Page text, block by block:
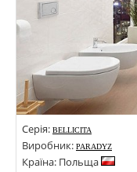
Серія: BELLICITA
Виробник: PARADYZ
Країна: Польща